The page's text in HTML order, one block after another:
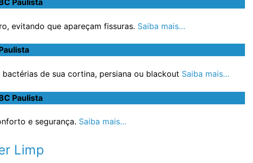
Paulista
evitando que apareçam fissuras. Saiba mais…
de sua cortina, persiana ou blackout Saiba mais…
Paulista
e segurança. Saiba mais…
Limp